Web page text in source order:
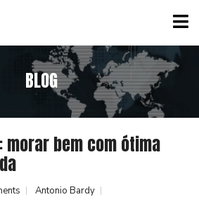
BLOG
morar bem com ótima
Antonio Bardy